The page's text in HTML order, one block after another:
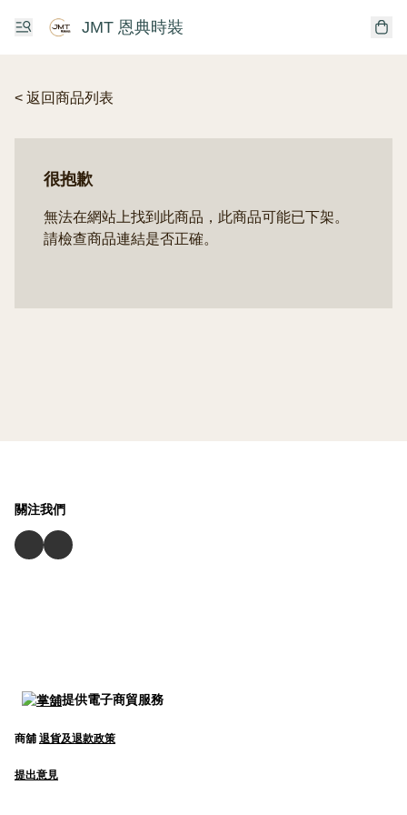
JMT 恩典時裝
< 返回商品列表
很抱歉
無法在網站上找到此商品，此商品可能已下架。
請檢查商品連結是否正確。
關注我們
提供電子商貿服務
商舖 退貨及退款政策
提出意見